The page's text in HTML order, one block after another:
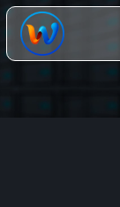
Chuyển
đến
dung